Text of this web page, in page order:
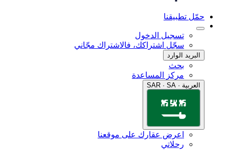
تطبيقنا
تسجيل الدخول
سجّل اشتراكك، فالاشتراك مجّاني
البريد الوارد
مركز المساعدة
اعرض عقارك على موقعنا
رحلاتي